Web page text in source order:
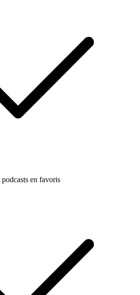
en favoris